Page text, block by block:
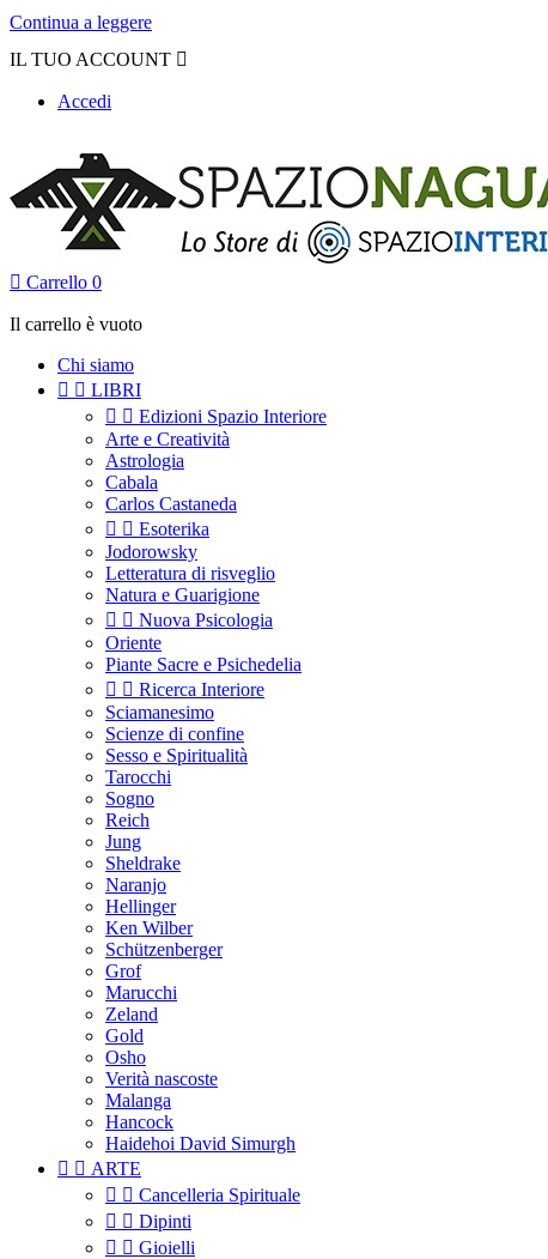
Continua a leggere
IL TUO ACCOUNT 
Accedi
 Carrello 0
Il carrello è vuoto
Chi siamo
  LIBRI
  Edizioni Spazio Interiore
Arte e Creatività
Astrologia
Cabala
Carlos Castaneda
  Esoterika
Jodorowsky
Letteratura di risveglio
Natura e Guarigione
  Nuova Psicologia
Oriente
Piante Sacre e Psichedelia
  Ricerca Interiore
Sciamanesimo
Scienze di confine
Sesso e Spiritualità
Tarocchi
Sogno
Reich
Jung
Sheldrake
Naranjo
Hellinger
Ken Wilber
Schützenberger
Grof
Marucchi
Zeland
Gold
Osho
Verità nascoste
Malanga
Hancock
Haidehoi David Simurgh
  ARTE
  Cancelleria Spirituale
  Dipinti
  Gioielli